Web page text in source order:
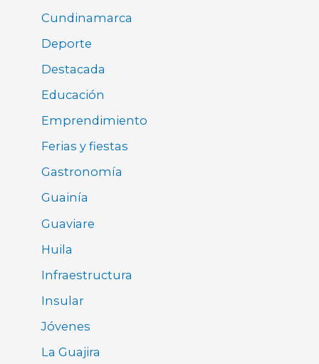
Cundinamarca
Deporte
Destacada
Educación
Emprendimiento
Ferias y fiestas
Gastronomía
Guainía
Guaviare
Huila
Infraestructura
Insular
Jóvenes
La Guajira